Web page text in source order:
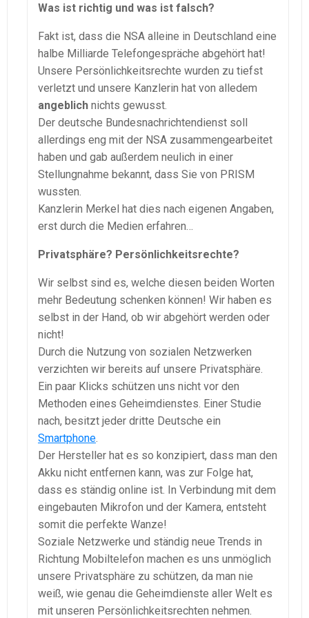
Was ist richtig und was ist falsch?
Fakt ist, dass die NSA alleine in Deutschland eine
halbe Milliarde Telefongespräche abgehört hat!
Unsere Persönlichkeitsrechte wurden zu tiefst
verletzt und unsere Kanzlerin hat von alledem
angeblich nichts gewusst.
Der deutsche Bundesnachrichtendienst soll
allerdings eng mit der NSA zusammengearbeitet
haben und gab außerdem neulich in einer
Stellungnahme bekannt, dass Sie von PRISM
wussten.
Kanzlerin Merkel hat dies nach eigenen Angaben,
erst durch die Medien erfahren…
Privatsphäre? Persönlichkeitsrechte?
Wir selbst sind es, welche diesen beiden Worten
mehr Bedeutung schenken können! Wir haben es
selbst in der Hand, ob wir abgehört werden oder
nicht!
Durch die Nutzung von sozialen Netzwerken
verzichten wir bereits auf unsere Privatsphäre.
Ein paar Klicks schützen uns nicht vor den
Methoden eines Geheimdienstes. Einer Studie
nach, besitzt jeder dritte Deutsche ein
Smartphone
Der Hersteller hat es so konzipiert, dass man den
Akku nicht entfernen kann, was zur Folge hat,
dass es ständig online ist. In Verbindung mit dem
eingebauten Mikrofon und der Kamera, entsteht
somit die perfekte Wanze!
Soziale Netzwerke und ständig neue Trends in
Richtung Mobiltelefon machen es uns unmöglich
unsere Privatsphäre zu schützen, da man nie
weiß, wie genau die Geheimdienste aller Welt es
mit unseren Persönlichkeitsrechten nehmen.